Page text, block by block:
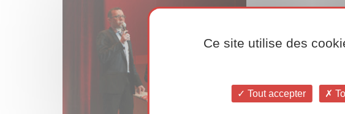
Ce site utilise des
Tout accepter